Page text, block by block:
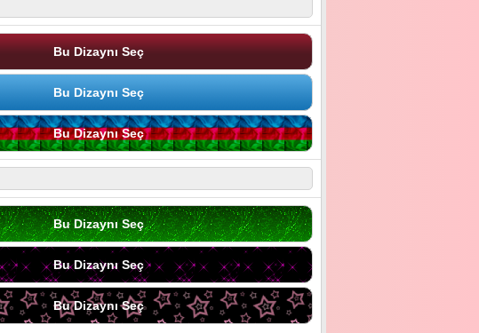
Bu Dizaynı Seç
Bu Dizaynı Seç
Bu Dizaynı Seç
Bu Dizaynı Seç
Bu Dizaynı Seç
Bu Dizaynı Seç